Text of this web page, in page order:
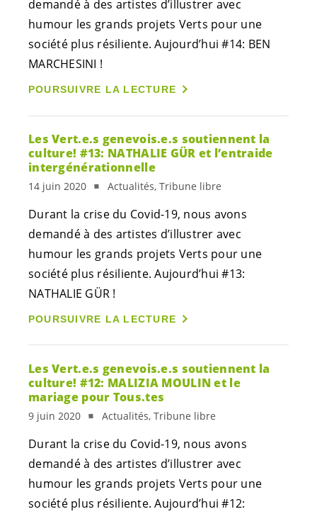
demandé à des artistes d’illustrer avec
humour les grands projets Verts pour une
société plus résiliente. Aujourd’hui #14: BEN
MARCHESINI !
POURSUIVRE LA LECTURE
LesVert.e.s genevois.e.s soutiennent la
culture! #13: NATHALIE GÜR et l’entraide
intergénérationnelle
14 juin 2020 Actualités, Tribune libre
Durant la crise du Covid-19, nous avons
demandé à des artistes d’illustrer avec
humour les grands projets Verts pour une
société plus résiliente. Aujourd’hui #13:
NATHALIE GÜR !
POURSUIVRE LA LECTURE
LesVert.e.s genevois.e.s soutiennent la
culture! #12: MALIZIA MOULIN et le
mariage pour Tous.tes
9 juin 2020 Actualités, Tribune libre
Durant la crise du Covid-19, nous avons
demandé à des artistes d’illustrer avec
humour les grands projets Verts pour une
société plus résiliente. Aujourd’hui #12: